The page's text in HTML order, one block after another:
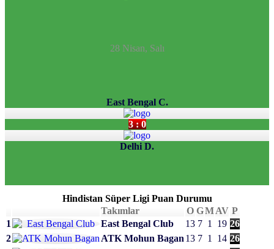
28 Nisan, Salı
East Bengal C.
3 : 0
Delhi D.
Hindistan Süper Ligi Puan Durumu
Takımlar
O GMAV P
1
East Bengal Club 13 7 1 19 26
2
ATK Mohun Bagan 13 7 1 14 26